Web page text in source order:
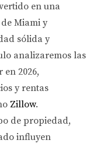
en una
Miami y
sólida y
analizaremos las
2026,
y rentas
Zillow.
de propiedad,
influyen